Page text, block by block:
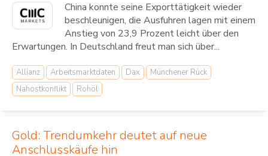
China konnte seine Exporttätigkeit wieder
beschleunigen, die Ausfuhren lagen mit einem
Anstieg von 23,9 Prozent leicht über den
Erwartungen. In Deutschland freut man sich über...
Allianz Arbeitsmarktdaten Dax
Münchener Rück
Nahostkonflikt
Rohöl
Gold: Trendumkehr deutet auf neue
Anschlusskäufe hin